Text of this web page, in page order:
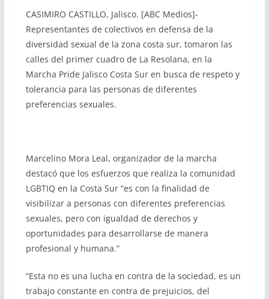
CASIMIRO CASTILLO, Jalisco. [ABC Medios]-
Representantes de colectivos en defensa de la
diversidad sexual de la zona costa sur, tomaron las
calles del primer cuadro de La Resolana, en la
Marcha Pride Jalisco Costa Sur en busca de respeto y
tolerancia para las personas de diferentes
preferencias sexuales.
Marcelino Mora Leal, organizador de la marcha
destacó que los esfuerzos que realiza la comunidad
LGBTIQ en la Costa Sur “es con la finalidad de
visibilizar a personas con diferentes preferencias
sexuales, pero con igualdad de derechos y
oportunidades para desarrollarse de manera
profesional y humana.”
“Esta no es una lucha en contra de la sociedad, es un
trabajo constante en contra de prejuicios, del